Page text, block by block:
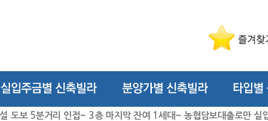
도보 5분거리 인접~ 3층 마지막 잔여 1세대~ 농협담보대출로만 실